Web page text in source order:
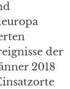
der
2018